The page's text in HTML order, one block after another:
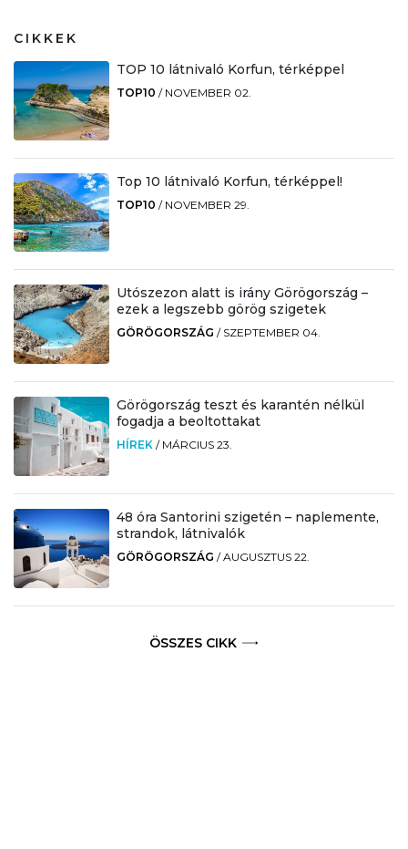
CIKKEK
TOP 10 látnivaló Korfun, térképpel
TOP10 / NOVEMBER 02.
Top 10 látnivaló Korfun, térképpel!
TOP10 / NOVEMBER 29.
Utószezon alatt is irány Görögország –
ezek a legszebb görög szigetek
GÖRÖGORSZÁG / SZEPTEMBER 04.
Görögország teszt és karantén nélkül
fogadja a beoltottakat
HÍREK / MÁRCIUS 23.
48 óra Santorini szigetén – naplemente,
strandok, látnivalók
GÖRÖGORSZÁG /AUGUSZTUS 22.
ÖSSZES CIKK